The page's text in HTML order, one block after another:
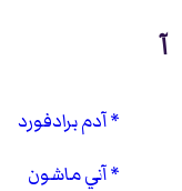
آ
آدم برادفورد
آني ماشون